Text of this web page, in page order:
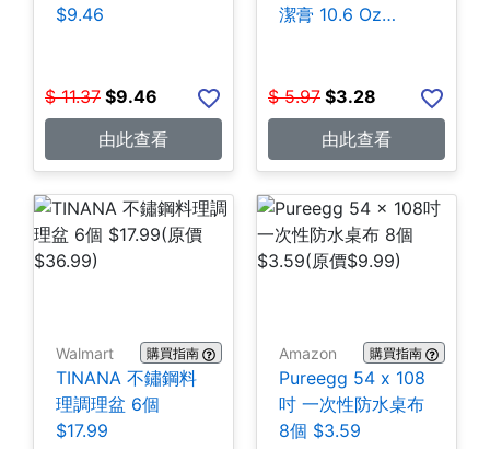
$9.46
$ 11.37 $9.46
由此查看
潔膏 10.6 Oz
$ 5.97 $3.28
由此查看
Walmart 購買指南
TINANA 不鏽鋼料
理調理盆 6個
$17.99
Amazon 購買指南
Pureegg 54 x 108
吋 一次性防水桌布
8個 $3.59